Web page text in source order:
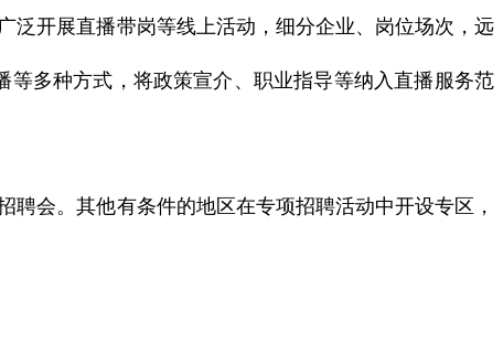
开展直播带岗等线上活动，细分企业、岗位场次，远
多种方式，将政策宣介、职业指导等纳入直播服务范
会。其他有条件的地区在专项招聘活动中开设专区，